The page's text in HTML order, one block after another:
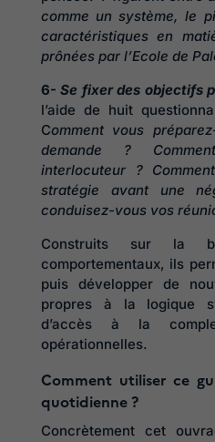
comme un système, le
caractéristiques en
prônées par l’Ecole de
6- Se fixer des objectifs
l’aide de huit
Comment vous
demande ?
interlocuteur ?
stratégie avant une
conduisez-vous vos
Construits sur la
comportementaux, ils
puis développer de
propres à la logique
d’accès à la
opérationnelles.
Comment utiliser ce
quotidienne ?
Concrètement cet